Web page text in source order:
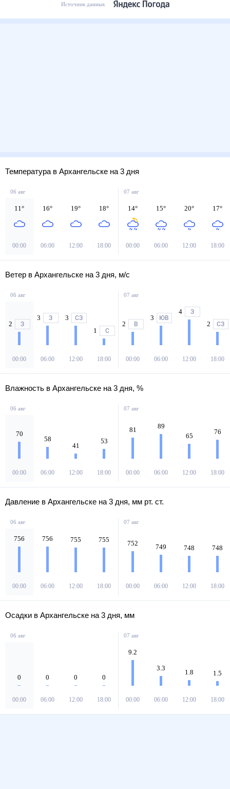
Источник данных
Температура в Архангельске на 3 дня
06 авг
11°
00:00
16°
06:00
19°
12:00
18°
18:00
07 авг
14°
00:00
15°
06:00
20°
12:00
17°
18:00
Ветер в Архангельске на 3 дня, м/с
06 авг
2 З
00:00
3 З
06:00
3 СЗ
12:00
1 С
18:00
07 авг
2 В
00:00
3 ЮВ
06:00
4 З
12:00
2 СЗ
18:00
Влажность в Архангельске на 3 дня, %
06 авг
70
00:00
58
06:00
41
12:00
53
18:00
07 авг
81
00:00
89
06:00
65
12:00
76
18:00
Давление в Архангельске на 3 дня, мм рт. ст.
06 авг
756
00:00
756
06:00
755
12:00
755
18:00
07 авг
752
00:00
749
06:00
748
12:00
748
18:00
Осадки в Архангельске на 3 дня, мм
06 авг
0
00:00
0
06:00
0
12:00
0
18:00
07 авг
9.2
00:00
3.3
06:00
1.8
12:00
1.5
18:00